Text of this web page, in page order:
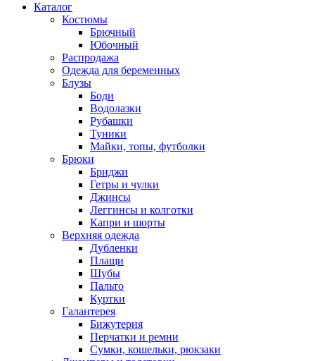
Каталог
Костюмы
Брючный
Юбочный
Распродажа
Одежда для беременных
Блузы
Боди
Водолазки
Рубашки
Туники
Майки, топы, футболки
Брюки
Бриджи
Гетры и чулки
Джинсы
Леггинсы и колготки
Капри и шорты
Верхняя одежда
Дубленки
Плащи
Шубы
Пальто
Куртки
Галантерея
Бижутерия
Перчатки и ремни
Сумки, кошельки, рюкзаки